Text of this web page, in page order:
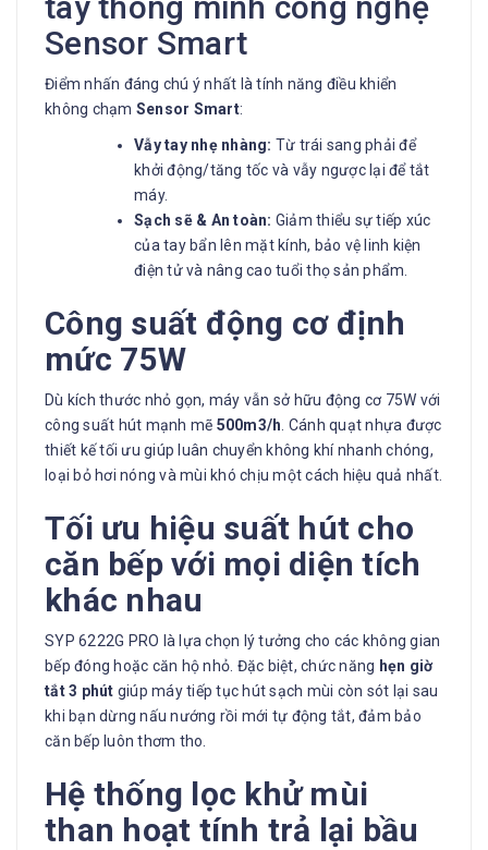
Sensor Smart
Điểm nhấn đáng chú ý nhất là tính năng điều khiển
không chạm Sensor Smart:
Vẫy tay nhẹ nhàng: Từ trái sang phải để
khởi động/tăng tốc và vẫy ngược lại để tắt
máy.
Sạch sẽ & An toàn: Giảm thiểu sự tiếp xúc
của tay bẩn lên mặt kính, bảo vệ linh kiện
điện tử và nâng cao tuổi thọ sản phẩm.
Công suất động cơ định
mức 75W
Dù kích thước nhỏ gọn, máy vẫn sở hữu động cơ 75W với
công suất hút mạnh mẽ 500m3/h . Cánh quạt nhựa được
thiết kế tối ưu giúp luân chuyển không khí nhanh chóng,
loại bỏ hơi nóng và mùi khó chịu một cách hiệu quả nhất.
Tối ưu hiệu suất hút cho
căn bếp với mọi diện tích
khác nhau
SYP 6222G PRO là lựa chọn lý tưởng cho các không gian
bếp đóng hoặc căn hộ nhỏ. Đặc biệt, chức năng hẹn giờ
tắt 3 phút giúp máy tiếp tục hút sạch mùi còn sót lại sau
khi bạn dừng nấu nướng rồi mới tự động tắt, đảm bảo
căn bếp luôn thơm tho.
Hệ thống lọc khử mùi
than hoạt tính trả lại bầu